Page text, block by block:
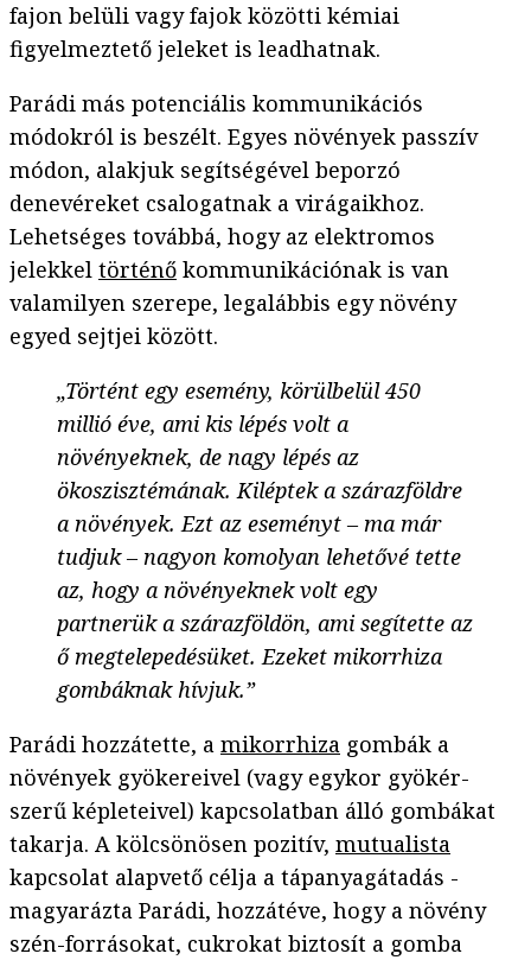
fajon belüli vagy fajok közötti kémiai
figyelmeztető jeleket is leadhatnak.
Parádi más potenciális kommunikációs
módokról is beszélt. Egyes növények passzív
módon, alakjuk segítségével beporzó
denevéreket csalogatnak a virágaikhoz.
Lehetséges továbbá, hogy az elektromos
jelekkel történő kommunikációnak is van
valamilyen szerepe, legalábbis egy növény
egyed sejtjei között.
„Történt egy esemény, körülbelül 450
millió éve, ami kis lépés volt a
növényeknek, de nagy lépés az
ökoszisztémának. Kiléptek a szárazföldre
a növények. Ezt az eseményt – ma már
tudjuk – nagyon komolyan lehetővé tette
az, hogy a növényeknek volt egy
partnerük a szárazföldön, ami segítette az
ő megtelepedésüket. Ezeket mikorrhiza
gombáknak hívjuk.”
Parádi hozzátette, a mikorrhiza gombák a
növények gyökereivel (vagy egykor gyökér-
szerű képleteivel) kapcsolatban álló gombákat
takarja. A kölcsönösen pozitív, mutualista
kapcsolat alapvető célja a tápanyagátadás -
magyarázta Parádi, hozzátéve, hogy a növény
szén-forrásokat, cukrokat biztosít a gomba